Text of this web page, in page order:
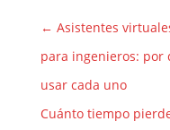
← Asistentes
para ingenieros: por
usar cada uno
Cuánto tiempo